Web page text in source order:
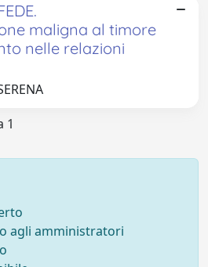
maligna al timore
nelle relazioni
1
agli amministratori